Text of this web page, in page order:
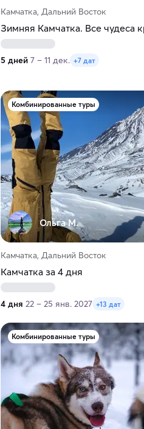
Камчатка, Дальний Восток
Зимняя Камчатка. Все чудеса
5 дней 7 – 11 дек. +7 дат
Комбинированные туры
Ольга М.
Камчатка, Дальний Восток
Камчатка за 4 дня
4 дня 22 – 25 янв. 2027 +13 дат
Комбинированные туры